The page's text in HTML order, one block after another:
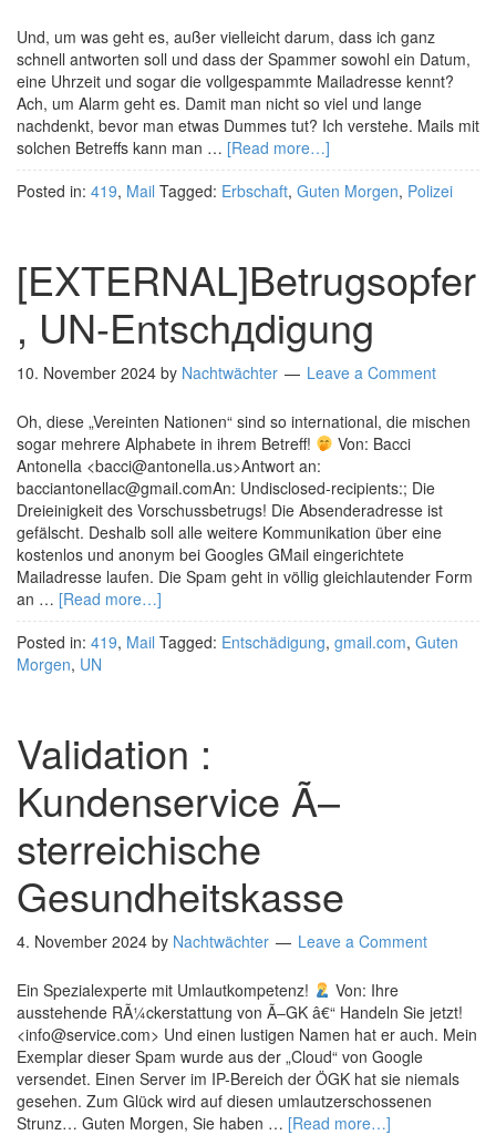
Und, um was geht es, außer vielleicht darum, dass ich ganz
schnell antworten soll und dass der Spammer sowohl ein Datum,
eine Uhrzeit und sogar die vollgespammte Mailadresse kennt?
Ach, um Alarm geht es. Damit man nicht so viel und lange
nachdenkt, bevor man etwas Dummes tut? Ich verstehe. Mails mit
solchen Betreffs kann man … [Read more…]
Posted in: 419, Mail Tagged: Erbschaft, Guten Morgen, Polizei
[EXTERNAL]Betrugsopfer
, UN-Entschдdigung
10. November 2024 by Nachtwächter Leave a Comment
Oh, diese „Vereinten Nationen“ sind so international, die mischen
sogar mehrere Alphabete in ihrem Betreff!
Von: Bacci
Antonella <bacci@antonella.us>Antwort an:
bacciantonellac@gmail.comAn: Undisclosed-recipients:; Die
Dreieinigkeit des Vorschussbetrugs! Die Absenderadresse ist
gefälscht. Deshalb soll alle weitere Kommunikation über eine
kostenlos und anonym bei Googles GMail eingerichtete
Mailadresse laufen. Die Spam geht in völlig gleichlautender Form
an … [Read more…]
Posted in: 419, Mail Tagged: Entschädigung, gmail.com, Guten
Morgen, UN
Validation :
Kundenservice Ã–
sterreichische
Gesundheitskasse
4. November 2024 by Nachtwächter Leave a Comment
Ein Spezialexperte mit Umlautkompetenz!
Von: Ihre
ausstehende RÃ¼ckerstattung von Ã–GK â€“ Handeln Sie jetzt!
<info@service.com> Und einen lustigen Namen hat er auch. Mein
Exemplar dieser Spam wurde aus der „Cloud“ von Google
versendet. Einen Server im IP-Bereich der ÖGK hat sie niemals
gesehen. Zum Glück wird auf diesen umlautzerschossenen
Strunz… Guten Morgen, Sie haben … [Read more…]